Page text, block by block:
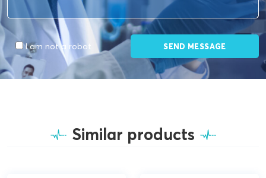
I am not a robot
Similar products